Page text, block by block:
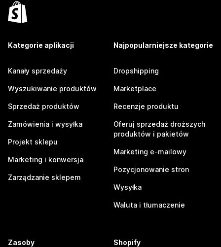
Kategorie aplikacji
Kanały sprzedaży
Wyszukiwanie produktów
Sprzedaż produktów
Zamówienia i wysyłka
Projekt sklepu
Marketing i konwersja
Zarządzanie sklepem
Najpopularniejsze kategorie
Dropshipping
Marketplace
Recenzje produktu
Oferuj sprzedaż droższych
produktów i pakietów
Marketing e-mailowy
Pozycjonowanie stron
Wysyłka
Waluta i tłumaczenie
Zasoby Shopify